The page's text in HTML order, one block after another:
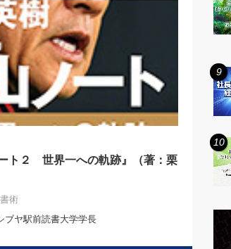
ト２ 世界一への軌跡』（著：栗
術
ブヤ駅前読書大学学長
9
10